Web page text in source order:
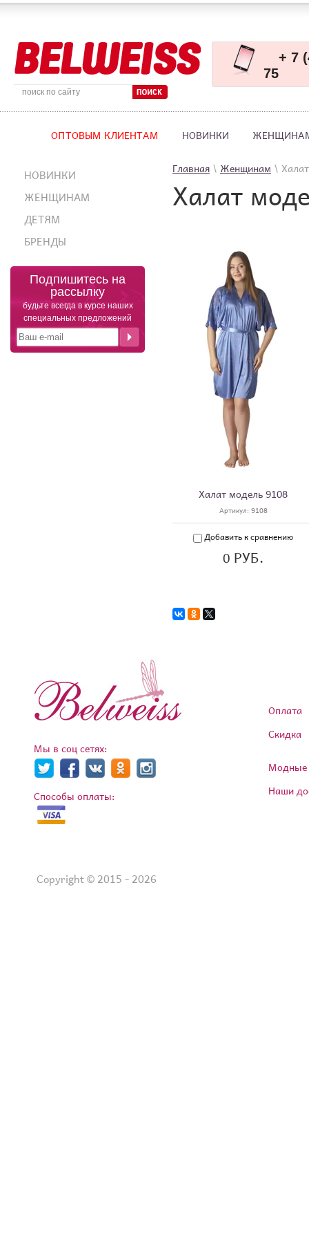
+ 7
75
ОПТОВЫМ КЛИЕНТАМ НОВИНКИ
НОВИНКИ
ЖЕНЩИНАМ
ДЕТЯМ
БРЕНДЫ
Подпишитесь на
рассылку
будьте всегда в курсе наших
специальных предложений
Главная \ Женщинам \
Халат
Халат модель 9108
Артикул: 9108
Добавить к сравнению
0 РУБ.
Мы в соц сетях:
Способы оплаты:
Оплата
Скидка
Модные
Наши
Copyright © 2015 - 2026